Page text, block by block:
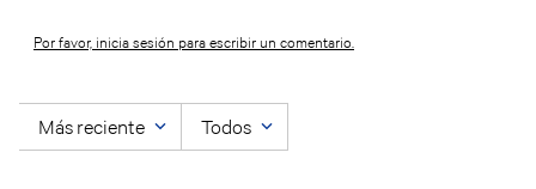
Por favor, inicia sesión para escribir un comentario.
Más reciente Todos